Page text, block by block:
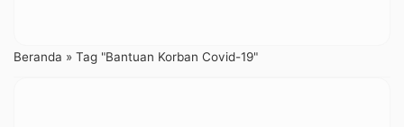
Beranda » Tag "Bantuan Korban Covid-19"